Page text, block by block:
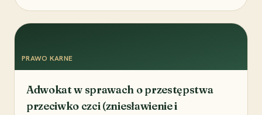
PRAWO KARNE
Adwokat w sprawach o przestępstwa
przeciwko czci (zniesławienie i